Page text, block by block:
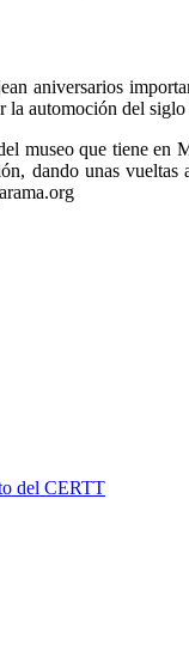
aniversarios
la automoción del
museo que tiene
dando unas
del CERTT